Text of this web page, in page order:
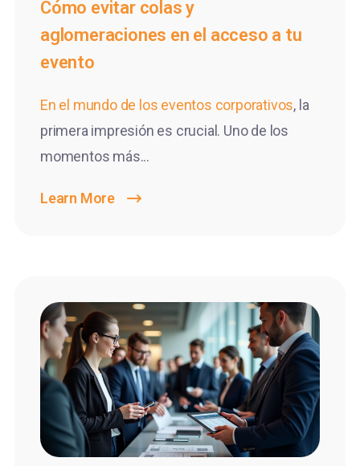
Cómo evitar colas y
aglomeraciones en el acceso a tu
evento
En el mundo de los eventos corporativos, la
primera impresión es crucial. Uno de los
momentos más...
Learn More